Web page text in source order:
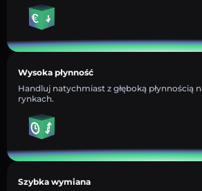
Wysoka płynność
Handluj natychmiast z głęboką płynnością
rynkach.
Szybka wymiana